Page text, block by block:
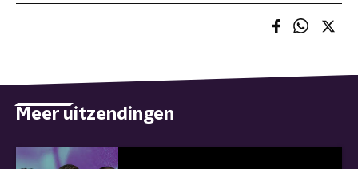
Meer uitzendingen